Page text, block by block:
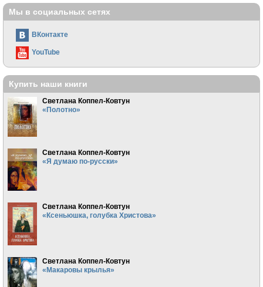
Мы в социальных сетях
ВКонтакте
YouTube
Купить наши книги
Светлана Коппел-Ковтун
«Полотно»
Светлана Коппел-Ковтун
«Я думаю по-русски»
Светлана Коппел-Ковтун
«Ксеньюшка, голубка Христова»
Светлана Коппел-Ковтун
«Макаровы крылья»